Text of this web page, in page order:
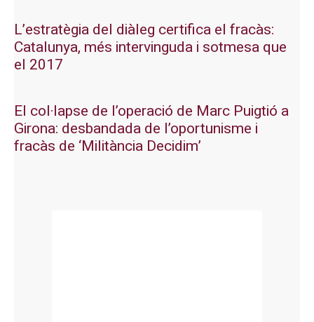
L’estratègia del diàleg certifica el fracàs:
Catalunya, més intervinguda i sotmesa que
el 2017
El col·lapse de l’operació de Marc Puigtió a
Girona: desbandada de l’oportunisme i
fracàs de ‘Militància Decidim’